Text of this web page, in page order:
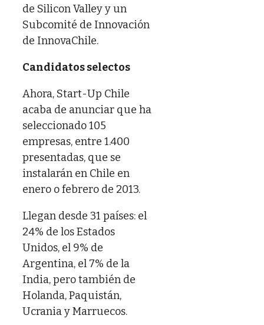
de Silicon Valley y un
Subcomité de Innovación
de InnovaChile.
Candidatos selectos
Ahora, Start-Up Chile
acaba de anunciar que ha
seleccionado 105
empresas, entre 1.400
presentadas, que se
instalarán en Chile en
enero o febrero de 2013.
Llegan desde 31 países: el
24% de los Estados
Unidos, el 9% de
Argentina, el 7% de la
India, pero también de
Holanda, Paquistán,
Ucrania y Marruecos.